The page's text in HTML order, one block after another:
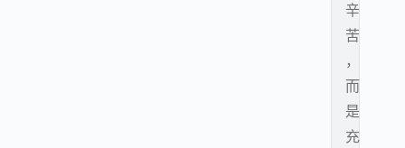
辛
苦
，
而
是
充